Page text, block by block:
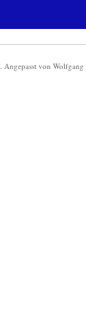
. Angepasst von